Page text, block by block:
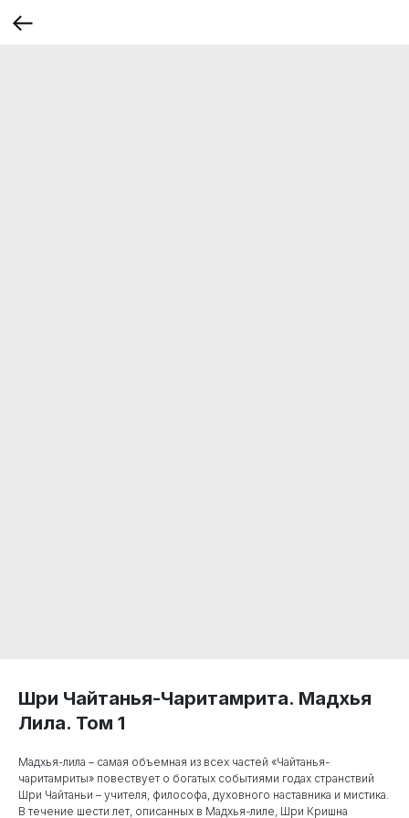
Шри Чайтанья-Чаритамрита. Мадхья
Лила. Том 1
Мадхья-лила – самая объемная из всех частей «Чайтанья-
чаритамриты» повествует о богатых событиями годах странствий
Шри Чайтаньи – учителя, философа, духовного наставника и мистика.
В течение шести лет, описанных в Мадхья-лиле, Шри Кришна